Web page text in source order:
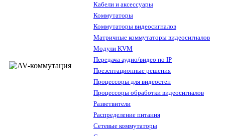
Кабели и аксессуары
Коммутаторы
Коммутаторы видеосигналов
Матричные коммутаторы видеосигналов
Модули KVM
Передача аудио/видео по IP
Презентационные решения
Процессоры для видеостен
Процессоры обработки видеосигналов
Разветвители
Распределение питания
Сетевые коммутаторы